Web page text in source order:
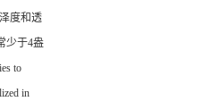
度和透
少于4盎
to
in